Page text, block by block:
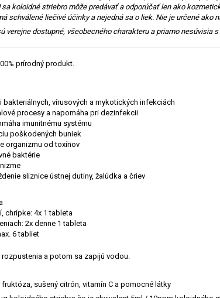
sa koloidné striebro môže predávať a odporúčať len ako
schválené liečivé účinky a nejedná sa o liek. Nie je určené ako
verejne dostupné, všeobecného charakteru a priamo nesúvisia
prírodný produkt.
vírusových a mykotických infekciách
procesy a napomáha pri dezinfekcii
imunitnému systému
poškodených buniek
organizmu od toxínov
baktérie
sliznice ústnej dutiny, žalúdka a čriev
chrípke: 4x 1 tableta
2x denne 1 tableta
6 tabliet
a potom sa zapijú vodou.
fruktóza, sušený citrón, vitamín C a pomocné látky